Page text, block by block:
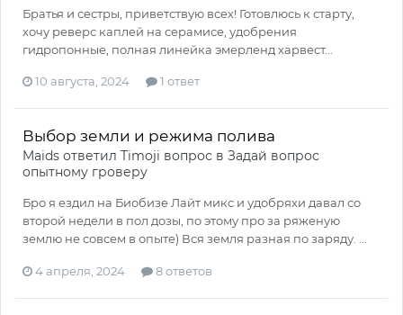
Братья и сестры, приветствую всех! Готовлюсь к старту,
хочу реверс каплей на серамисе, удобрения
гидропонные, полная линейка эмерленд харвест...
10 августа, 2024 1 ответ
Выбор земли и режима полива
Maids ответил Timoji вопрос в Задай вопрос
опытному гроверу
Бро я ездил на Биобизе Лайт микс и удобряхи давал со
второй недели в пол дозы, по этому про за ряженую
землю не совсем в опыте) Вся земля разная по заряду. ...
4 апреля, 2024 8 ответов